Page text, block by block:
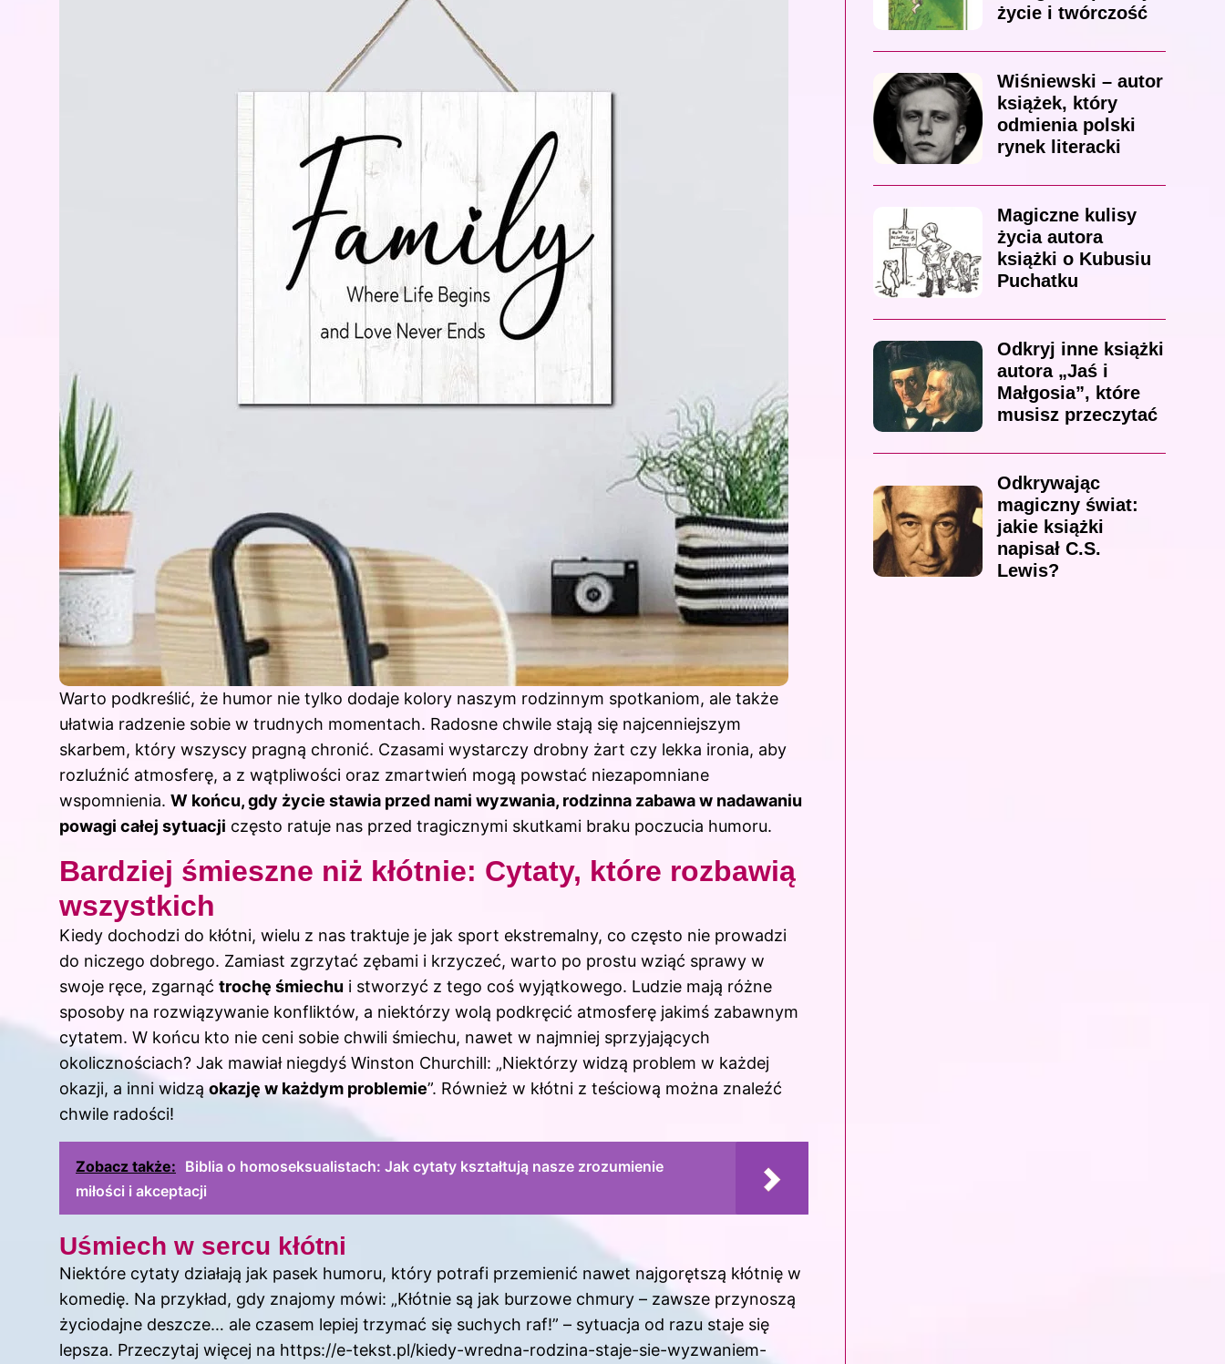
Warto podkreślić, że humor nie tylko dodaje kolory naszym rodzinnym spotkaniom, ale także
ułatwia radzenie sobie w trudnych momentach. Radosne chwile stają się najcenniejszym
skarbem, który wszyscy pragną chronić. Czasami wystarczy drobny żart czy lekka ironia, aby
rozluźnić atmosferę, a z wątpliwości oraz zmartwień mogą powstać niezapomniane
wspomnienia. W końcu, gdy życie stawia przed nami wyzwania, rodzinna zabawa w nadawaniu
powagi całej sytuacji często ratuje nas przed tragicznymi skutkami braku poczucia humoru.
Bardziej śmieszne niż kłótnie: Cytaty, które rozbawią
wszystkich
Kiedy dochodzi do kłótni, wielu z nas traktuje je jak sport ekstremalny, co często nie prowadzi
do niczego dobrego. Zamiast zgrzytać zębami i krzyczeć, warto po prostu wziąć sprawy w
swoje ręce, zgarnąć trochę śmiechu i stworzyć z tego coś wyjątkowego. Ludzie mają różne
sposoby na rozwiązywanie konfliktów, a niektórzy wolą podkręcić atmosferę jakimś zabawnym
cytatem. W końcu kto nie ceni sobie chwili śmiechu, nawet w najmniej sprzyjających
okolicznościach? Jak mawiał niegdyś Winston Churchill: „Niektórzy widzą problem w każdej
okazji, a inni widząokazję w każdym problemie”. Również w kłótni z teściową można znaleźć
chwile radości!
Zobacz także: Biblia o homoseksualistach: Jak cytaty kształtują nasze zrozumienie
miłości i akceptacji
Uśmiech w sercu kłótni
Niektóre cytaty działają jak pasek humoru, który potrafi przemienić nawet najgorętszą kłótnię w
komedię. Na przykład, gdy znajomy mówi: „Kłótnie są jak burzowe chmury – zawsze przynoszą
życiodajne deszcze… ale czasem lepiej trzymać się suchych raf!” – sytuacja od razu staje się
lepsza. Przeczytaj więcej na https://e-tekst.pl/kiedy-wredna-rodzina-staje-sie-wyzwaniem-
życie i twórczość
Wiśniewski – autor
książek, który
odmienia polski
rynek literacki
Magiczne kulisy
życia autora
książki o Kubusiu
Puchatku
Odkryj inne książki
autora „Jaś i
Małgosia”, które
musisz przeczytać
Odkrywając
magiczny świat:
jakie książki
napisał C.S.
Lewis?